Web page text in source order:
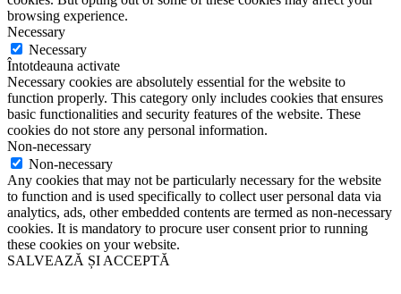
browsing experience.
Necessary
Necessary
Întotdeauna activate
Necessary cookies are absolutely essential for the website to
function properly. This category only includes cookies that ensures
basic functionalities and security features of the website. These
cookies do not store any personal information.
Non-necessary
Non-necessary
Any cookies that may not be particularly necessary for the website
to function and is used specifically to collect user personal data via
analytics, ads, other embedded contents are termed as non-necessary
cookies. It is mandatory to procure user consent prior to running
these cookies on your website.
SALVEAZĂ ȘI ACCEPTĂ